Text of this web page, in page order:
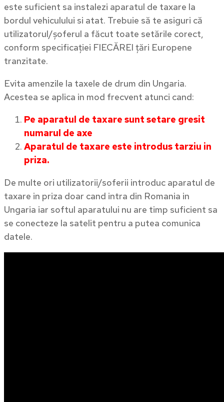
este suficient sa instalezi aparatul de taxare la
bordul vehiculului si atat. Trebuie să te asiguri că
utilizatorul/șoferul a făcut toate setările corect,
conform specificației FIECĂREI țări Europene
tranzitate.
Evita amenzile la taxele de drum din Ungaria.
Acestea se aplica in mod frecvent atunci cand:
Pe aparatul de taxare sunt setare gresit
numarul de axe
Aparatul de taxare este introdus tarziu in
priza.
De multe ori utilizatorii/soferii introduc aparatul de
taxare in priza doar cand intra din Romania in
Ungaria iar softul aparatului nu are timp suficient sa
se conecteze la satelit pentru a putea comunica
datele.